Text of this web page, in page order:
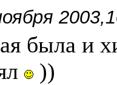
была и
))